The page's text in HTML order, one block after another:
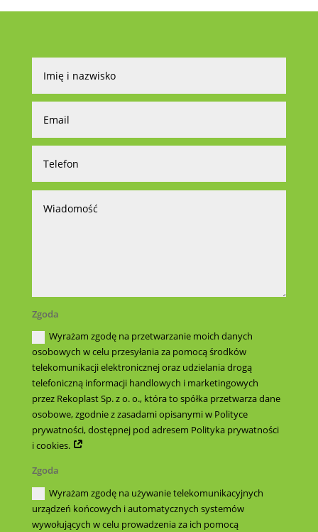
Zgoda
Wyrażam zgodę na przetwarzanie moich danych
osobowych w celu przesyłania za pomocą środków
telekomunikacji elektronicznej oraz udzielania drogą
telefoniczną informacji handlowych i marketingowych
przez Rekoplast Sp. z o. o., która to spółka przetwarza dane
osobowe, zgodnie z zasadami opisanymi w Polityce
prywatności, dostępnej pod adresem Polityka prywatności
i cookies.
Zgoda
Wyrażam zgodę na używanie telekomunikacyjnych
urządzeń końcowych i automatycznych systemów
wywołujących w celu prowadzenia za ich pomocą